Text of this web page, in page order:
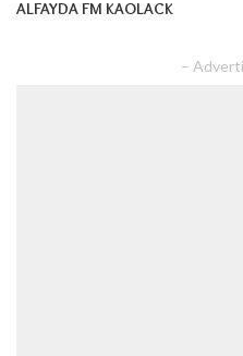
ALFAYDA FM KAOLACK
–